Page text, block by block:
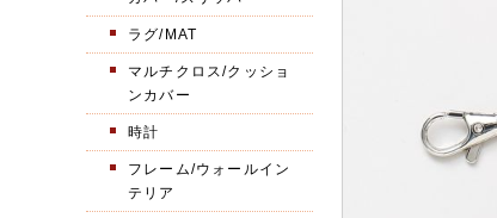
ラグ/MAT
マルチクロス/クッショ
ンカバー
時計
フレーム/ウォールイン
テリア